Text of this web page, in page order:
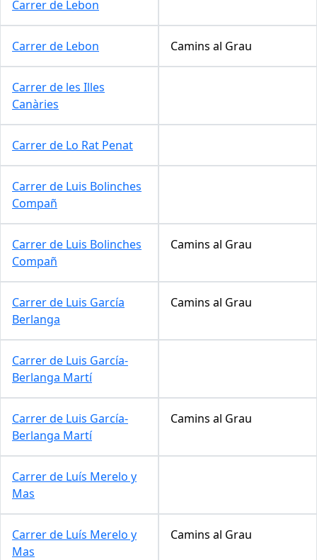
Carrer de Lebon
Carrer de Lebon Camins al Grau
Carrer de les Illes
Canàries
Carrer de Lo Rat Penat
Carrer de Luis Bolinches
Compañ
Carrer de Luis Bolinches
Compañ
Camins al Grau
Carrer de Luis García
Berlanga
Camins al Grau
Carrer de Luis García-
Berlanga Martí
Carrer de Luis García-
Berlanga Martí
Camins al Grau
Carrer de Luís Merelo y
Mas
Carrer de Luís Merelo y
Mas
Camins al Grau